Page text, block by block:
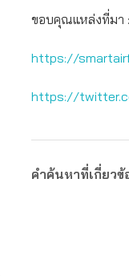
ขอบคุณแหล่งที่มา :
https://
https://
คำค้นหาที่เกี่ยวข้